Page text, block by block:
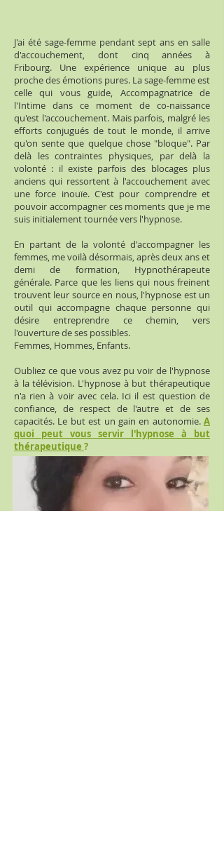
J'ai été sage-femme pendant sept ans en salle
d'accouchement, dont cinq années à
Fribourg. Une expérience unique au plus
proche des émotions pures. La sage-femme est
celle qui vous guide, Accompagnatrice de
l'Intime dans ce moment de co-naissance
qu'est l'accouchement. Mais parfois, malgré les
efforts conjugués de tout le monde, il arrive
qu'on sente que quelque chose "bloque". Par
delà les contraintes physiques, par delà la
volonté : il existe parfois des blocages plus
anciens qui ressortent à l'accouchement avec
une force inouïe. C'est pour comprendre et
pouvoir accompagner ces moments que je me
suis initialement tournée vers l'hypnose.
En partant de la volonté d'accompagner les
femmes, me voilà désormais, après deux ans et
demi de formation, Hypnothérapeute
générale. Parce que les liens qui nous freinent
trouvent leur source en nous, l'hypnose est un
outil qui accompagne chaque personne qui
désire entreprendre ce chemin, vers
l'ouverture de ses possibles.
Femmes, Hommes, Enfants.
Oubliez ce que vous avez pu voir de l'hypnose
à la télévision. L'hypnose à but thérapeutique
n'a rien à voir avec cela. Ici il est question de
confiance, de respect de l'autre et de ses
capacités. Le but est un gain en autonomie. A
quoi peut vous servir l'hypnose à but
thérapeutique ?